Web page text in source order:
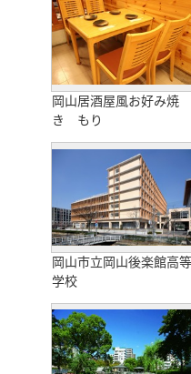
岡山居酒屋風お好み焼
き もり
岡山市立岡山後楽館高等
学校